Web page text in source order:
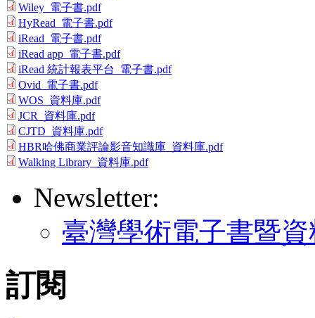
Wiley_電子書.pdf
HyRead_電子書.pdf
iRead_電子書.pdf
iRead app_電子書.pdf
iRead 統計報表平台_電子書.pdf
Ovid_電子書.pdf
WOS_資料庫.pdf
JCR_資料庫.pdf
CJTD_資料庫.pdf
HBR哈佛商業評論影音知識庫_資料庫.pdf
Walking Library_資料庫.pdf
Newsletter:
臺灣學術電子書暨
訂閱